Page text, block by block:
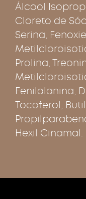
Álcool
Cloreto de
Serina,
Prolina,
Fenilalanina,
Tocoferol,
Hexil Cinamal.